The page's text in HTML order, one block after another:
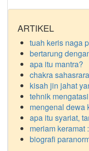
ARTIKEL
tuah keris naga
bertarung
apa itu mantra?
chakra
kisah jin jahat
tehnik
mengenal dewa
apa itu syariat,
meriam
biografi